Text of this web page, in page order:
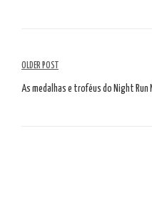
Navigation
parmi
OLDER POST
As medalhas e troféus do Night Run